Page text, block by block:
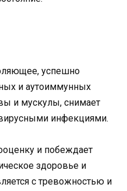
успешно
и аутоиммунных
и мускулы, снимает
инфекциями.
и побеждает
здоровье и
с тревожностью и